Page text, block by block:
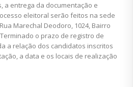
a entrega da documentação e
eleitoral serão feitos na sede
Marechal Deodoro, 1024, Bairro
o prazo de registro de
a relação dos candidatos inscritos
a data e os locais de realização